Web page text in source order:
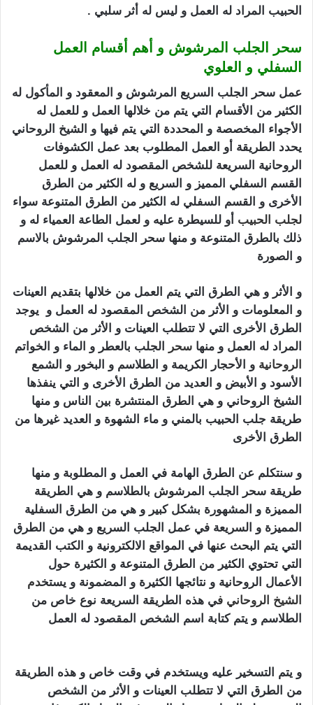
الحبيب المراد له العمل و ليس له أثر سلبي .
سحر الجلب المرشوش و أهم أقسام العمل
السفلي و العلوي
عمل سحر الجلب السريع المرشوش و المعقود و المأكول له
الكثير من الأقسام التي يتم من خلالها العمل و للعمل له
الأجواء المخصصة و المحددة التي يتم فيها و الشيخ الروحاني
يحدد الطريقة أو العمل المطلوب بعد عمل الكشوفات
الروحانية السريعة للشخص المقصود له العمل و للعمل
القسم السفلي المميز و السريع و له الكثير من الطرق
الأخرى و القسم السفلي له الكثير من الطرق المتنوعة سواء
لجلب الحبيب أو للسيطرة عليه و لعمل الطاعة العمياء له و
ذلك بالطرق المتنوعة و منها سحر الجلب المرشوش بالاسم
و الصورة
و الأثر و هي الطرق التي يتم العمل من خلالها بتقديم العينات
و المعلومات و الأثر من الشخص المقصود له العمل و يوجد
الطرق الأخرى التي لا تتطلب العينات و الأثر من الشخص
المراد له العمل و منها سحر
الجلب بالعطر و الماء و الخواتم
الروحانية و الأحجار الكريمة و الطلاسم و البخور و الشمع
الأسود و الأبيض و العديد من الطرق الأخرى و التي ينفذها
الشيخ الروحاني و هي الطرق المنتشرة بين الناس و منها
طريقة جلب الحبيب بالمني و ماء الشهوة و العديد غيرها من
الطرق الأخرى
و سنتكلم عن الطرق الهامة في العمل و المطلوبة و منها
طريقة سحر الجلب المرشوش بالطلاسم و هي الطريقة
المميزة و المشهورة بشكل كبير و هي من الطرق السفلية
المميزة و السريعة في عمل الجلب السريع و هي من الطرق
التي يتم البحث عنها في المواقع الالكترونية و الكتب القديمة
التي تحتوي الكثير من الطرق المتنوعة و الكثيرة حول
الأعمال الروحانية و نتائجها الكثيرة و المضمونة و يستخدم
الشيخ الروحاني في هذه الطريقة السريعة نوع خاص من
الطلاسم و يتم كتابة اسم الشخص المقصود له العمل
و يتم التسخير عليه ويستخدم في وقت خاص و هذه الطريقة
من الطرق التي لا تتطلب العينات و الأثر من الشخص